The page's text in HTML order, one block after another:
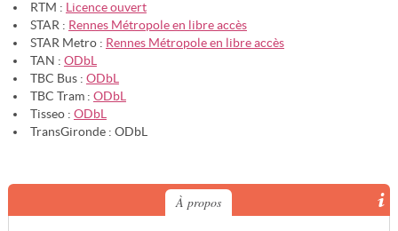
RTM : Licence ouvert
STAR : Rennes Métropole en libre accès
STAR Metro : Rennes Métropole en libre accès
TAN : ODbL
TBC Bus : ODbL
TBC Tram : ODbL
Tisseo : ODbL
TransGironde : ODbL
À propos